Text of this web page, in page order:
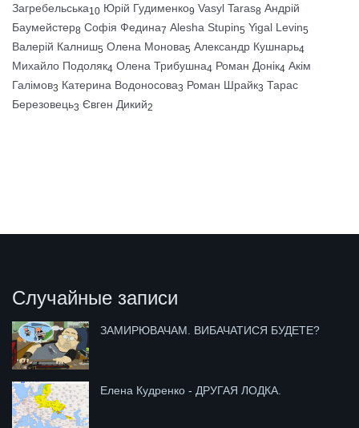
Загребельська10 Юрій Гудименко9 Vasyl Taras8 Андрій
Баумейстер8 Софія Федина7 Alesha Stupin5 Yigal Levin5
Валерій Калниш5 Олена Монова5 Александр Кушнарь4
Михайло Подоляк4 Олена Трибушна4 Роман Донік4 Акім
Галімов3 Катерина Водоносова3 Роман Шрайк3 Тарас
Березовець3 Євген Дикий2
Случайные записи
ЗАМИРЮВАЧАМ. ВИБАЧАТИСЯ БУДЕТЕ?
Елена Кудренко - ДРУГАЯ ЛОДКА.